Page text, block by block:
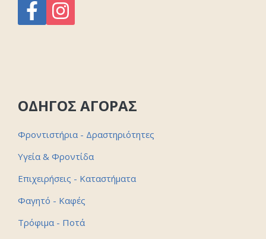
ΟΔΗΓΟΣ ΑΓΟΡΑΣ
Φροντιστήρια - Δραστηριότητες
Υγεία & Φροντίδα
Επιχειρήσεις - Καταστήματα
Φαγητό - Καφές
Τρόφιμα - Ποτά